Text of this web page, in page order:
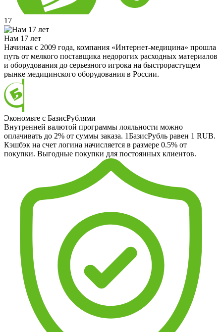
17
Нам 17 лет
Начиная с 2009 года, компания «Интернет-медицина» прошла
путь от мелкого поставщика недорогих расходных материалов
и оборудования до серьезного игрока на быстрорастущем
рынке медицинского оборудования в России.
Экономьте с БазисРублями
Внутренней валютой программы лояльности можно
оплачивать до 2% от суммы заказа. 1БазисРубль равен 1 RUB.
Кэшбэк на счет логина начисляется в размере 0.5% от
покупки. Выгодные покупки для постоянных клиентов.